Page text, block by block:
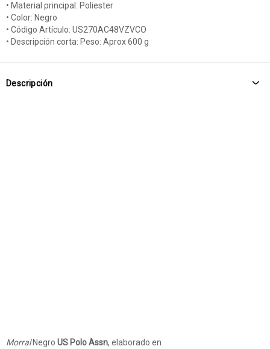
• Material principal: Poliester
• Color: Negro
• Código Artículo: US270AC48VZVCO
• Descripción corta: Peso: Aprox 600 g
Descripción
MorralNegro US Polo Assn, elaborado en